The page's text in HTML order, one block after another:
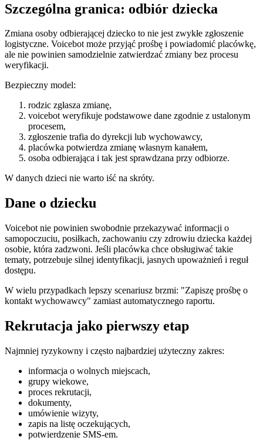
Szczególna granica: odbiór dziecka
Zmiana osoby odbierającej dziecko to nie jest zwykłe zgłoszenie
logistyczne. Voicebot może przyjąć prośbę i powiadomić placówkę,
ale nie powinien samodzielnie zatwierdzać zmiany bez procesu
weryfikacji.
Bezpieczny model:
rodzic zgłasza zmianę,
voicebot weryfikuje podstawowe dane zgodnie z ustalonym
procesem,
zgłoszenie trafia do dyrekcji lub wychowawcy,
placówka potwierdza zmianę własnym kanałem,
osoba odbierająca i tak jest sprawdzana przy odbiorze.
W danych dzieci nie warto iść na skróty.
Dane o dziecku
Voicebot nie powinien swobodnie przekazywać informacji o
samopoczuciu, posiłkach, zachowaniu czy zdrowiu dziecka każdej
osobie, która zadzwoni. Jeśli placówka chce obsługiwać takie
tematy, potrzebuje silnej identyfikacji, jasnych upoważnień i reguł
dostępu.
W wielu przypadkach lepszy scenariusz brzmi: "Zapiszę prośbę o
kontakt wychowawcy" zamiast automatycznego raportu.
Rekrutacja jako pierwszy etap
Najmniej ryzykowny i często najbardziej użyteczny zakres:
informacja o wolnych miejscach,
grupy wiekowe,
proces rekrutacji,
dokumenty,
umówienie wizyty,
zapis na listę oczekujących,
potwierdzenie SMS-em.